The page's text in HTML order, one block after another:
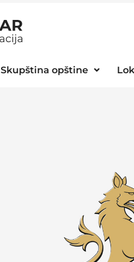
Skupština opštine